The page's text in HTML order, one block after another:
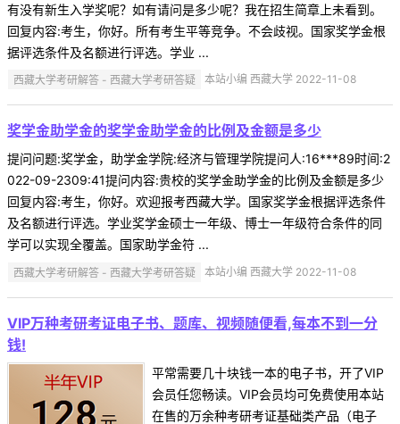
有没有新生入学奖呢？如有请问是多少呢？我在招生简章上未看到。
回复内容:考生，你好。所有考生平等竞争。不会歧视。国家奖学金根
据评选条件及名额进行评选。学业 ...
西藏大学考研解答 - 西藏大学考研答疑 本站小编 西藏大学 2022-11-08
奖学金助学金的奖学金助学金的比例及金额是多少
提问问题:奖学金，助学金学院:经济与管理学院提问人:16***89时间:2
022-09-2309:41提问内容:贵校的奖学金助学金的比例及金额是多少
回复内容:考生，你好。欢迎报考西藏大学。国家奖学金根据评选条件
及名额进行评选。学业奖学金硕士一年级、博士一年级符合条件的同
学可以实现全覆盖。国家助学金符 ...
西藏大学考研解答 - 西藏大学考研答疑 本站小编 西藏大学 2022-11-08
VIP万种考研考证电子书、题库、视频随便看,每本不到一分
钱!
平常需要几十块钱一本的电子书，开了VIP
会员任您畅读。VIP会员均可免费使用本站
在售的万余种考研考证基础类产品（电子